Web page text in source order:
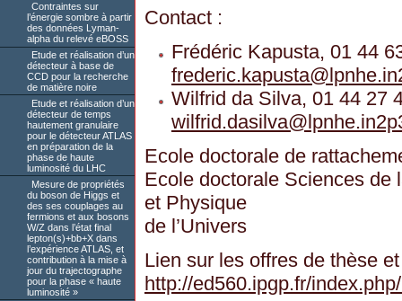
Contraintes sur
l’énergie sombre à partir
des données Lyman-
alpha du relevé eBOSS
Etude et réalisation d’un
détecteur à base de
CCD pour la recherche
de matière noire
Etude et réalisation d’un
détecteur de temps
hautement granulaire
pour le détecteur ATLAS
en préparation de la
phase de haute
luminosité du LHC
Mesure de propriétés
du boson de Higgs et
des ses couplages au
fermions et aux bosons
W/Z dans l’état final
lepton(s)+bb+X dans
l’expérience ATLAS, et
contribution à la mise à
jour du trajectographe
pour la phase « haute
luminosité »
Contact :
Frédéric Kapusta, 01 44
frederic.kapusta@
Wilfrid da Silva, 01 44 27
wilfrid.dasilva@
Ecole doctorale de
Ecole doctorale Sciences de
et Physique
de l’Univers
Lien sur les offres de thèse
http://ed560.ipgp.fr/